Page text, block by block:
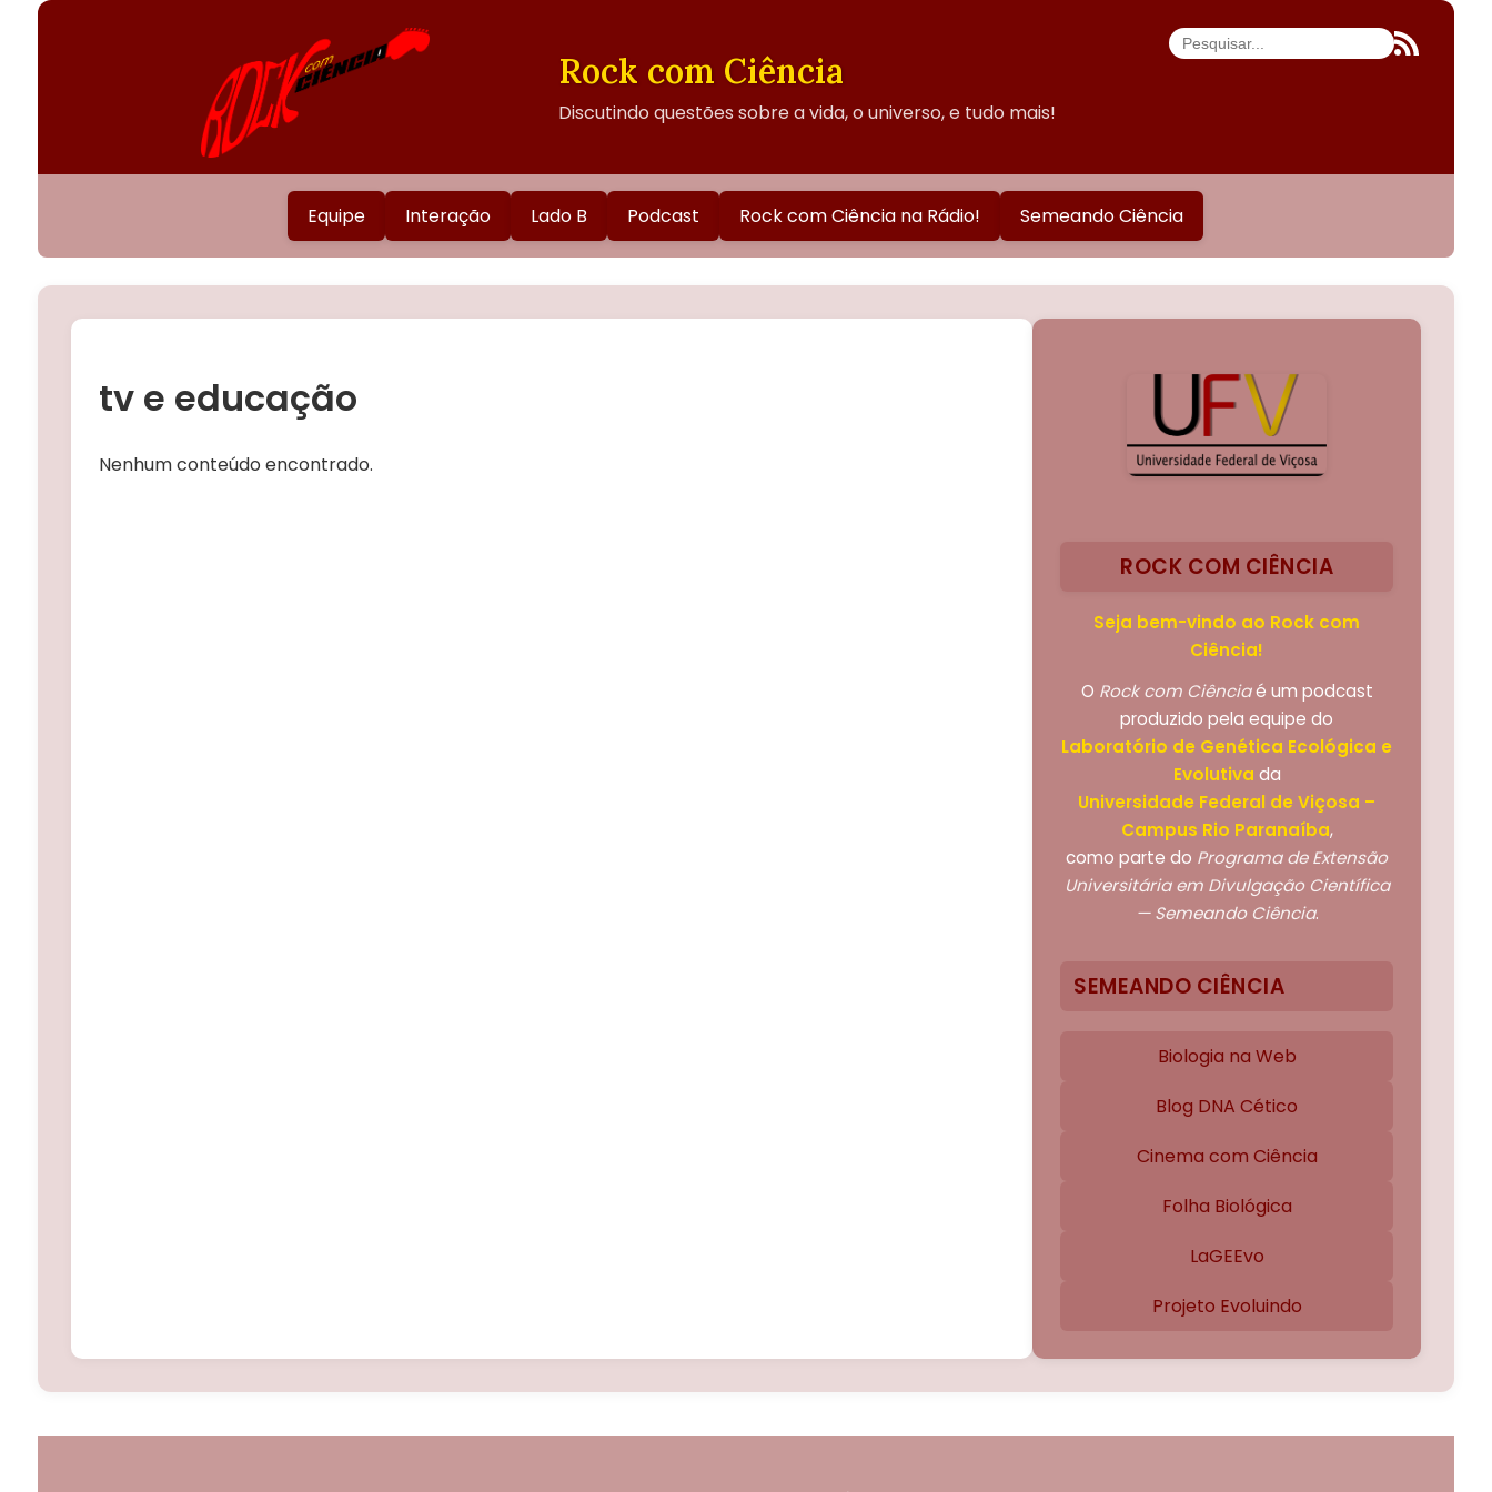
Rock com Ciência
Discutindo questões sobre a vida, o universo, e tudo mais!
Equipe Interação Lado B Podcast Rock com Ciência na Rádio! Semeando Ciência
tv e educação
Nenhum conteúdo encontrado.
ROCK COM CIÊNCIA
Seja bem-vindo ao Rock com
Ciência!
O Rock com Ciênciaé um podcast
produzido pela equipe do
Laboratório de Genética Ecológica e
Evolutiva da
Universidade Federal de Viçosa –
Campus Rio Paranaíba,
como parte do Programa de Extensão
Universitária em Divulgação Científica
— Semeando Ciência.
SEMEANDO CIÊNCIA
Biologia na Web
Blog DNA Cético
Cinema com Ciência
Folha Biológica
LaGEEvo
Projeto Evoluindo